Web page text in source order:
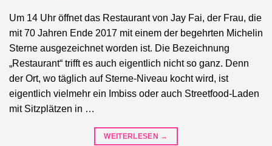
Um 14 Uhr öffnet das Restaurant von Jay Fai, der Frau, die
mit 70 Jahren Ende 2017 mit einem der begehrten Michelin
Sterne ausgezeichnet worden ist. Die Bezeichnung
„Restaurant“ trifft es auch eigentlich nicht so ganz. Denn
der Ort, wo täglich auf Sterne-Niveau kocht wird, ist
eigentlich vielmehr ein Imbiss oder auch Streetfood-Laden
mit Sitzplätzen in …
WEITERLESEN →